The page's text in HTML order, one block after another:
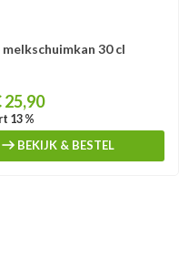
melkschuimkan 30 cl
25,90
13 %
BEKIJK & BESTEL